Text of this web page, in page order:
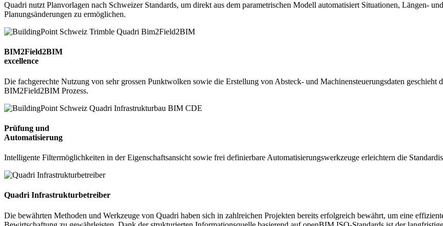
Quadri nutzt Planvorlagen nach Schweizer Standards, um direkt aus dem parametrischen Modell automatisiert Situationen, Längen-
Planungsänderungen zu ermöglichen.
BIM2Field2BIM
excellence
Die fachgerechte Nutzung von sehr grossen Punktwolken sowie die Erstellung von Absteck- und Machinensteuerungsdaten geschieht
BIM2Field2BIM Prozess.
Prüfung und
Automatisierung
Intelligente Filtermöglichkeiten in der Eigenschaftsansicht sowie frei definierbare Automatisierungswerkzeuge erleichtern die
Quadri Infrastrukturbetreiber
Die bewährten Methoden und Werkzeuge von Quadri haben sich in zahlreichen Projekten bereits erfolgreich bewährt, um eine